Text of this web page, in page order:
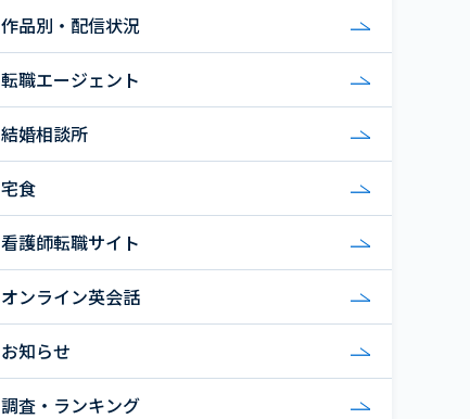
作品別・配信状況
転職エージェント
結婚相談所
宅食
看護師転職サイト
オンライン英会話
お知らせ
調査・ランキング